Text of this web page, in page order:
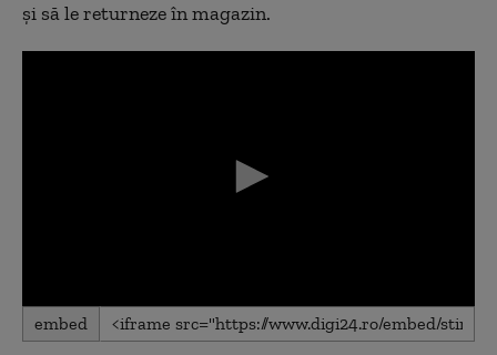
și să le returneze în magazin.
0
seconds
embed